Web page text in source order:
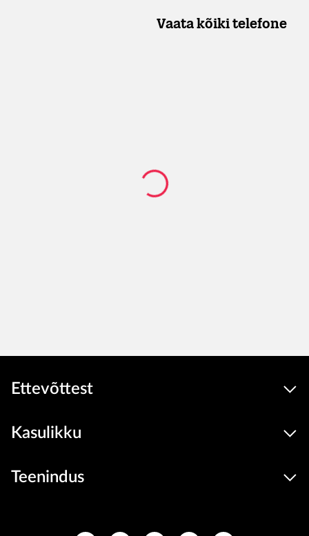
Vaata kõiki telefone
Ettevõttest
Kasulikku
Teenindus